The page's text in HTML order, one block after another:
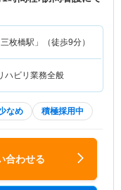
枚橋駅」（徒歩9分）
ハビリ業務全般
なめ 積極採用中
合わせる